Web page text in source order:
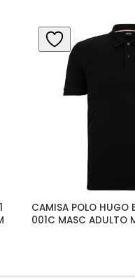
CAMISA POLO
001C MASC ADULTO